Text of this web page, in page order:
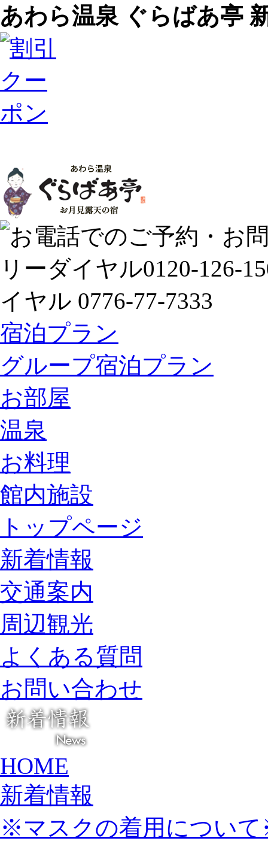
あわら温泉 ぐらばあ亭
宿泊プラン
グループ宿泊プラン
お部屋
温泉
お料理
館内施設
トップページ
新着情報
交通案内
周辺観光
よくある質問
お問い合わせ
HOME
新着情報
※マスクの着用につい